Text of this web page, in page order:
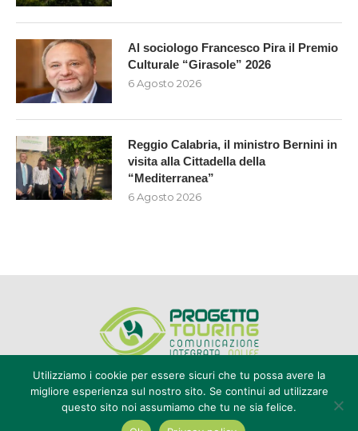
Al sociologo Francesco Pira il Premio
Culturale “Girasole” 2026
6 Agosto 2026
Reggio Calabria, il ministro Bernini in
visita alla Cittadella della
“Mediterranea”
6 Agosto 2026
Editore Progetto Touring srl - iscrizione al ROC n°20616 - P.IVA e CF
02636800803 - Reg. Tribunale Reggio Calabria n° 04/1976 -
Utilizziamo i cookie per essere sicuri che tu possa avere la
migliore esperienza sul nostro sito. Se continui ad utilizzare
questo sito noi assumiamo che tu ne sia felice.